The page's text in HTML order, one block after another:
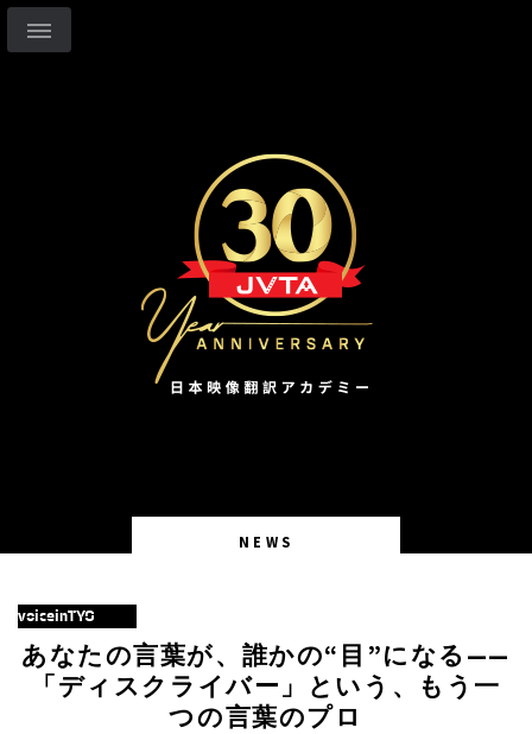
NEWS
voiceinTYO
あなたの言葉が、誰かの“目”になる——
「ディスクライバー」という、もう一
つの言葉のプロ